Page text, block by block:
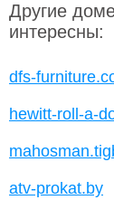
Другие
интересны:
dfs-
hewitt-roll-a-
atv-prokat.by